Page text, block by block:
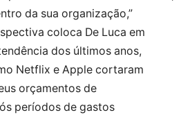
da sua organização,”
coloca De Luca em
dos últimos anos,
Netflix e Apple cortaram
orçamentos de
períodos de gastos